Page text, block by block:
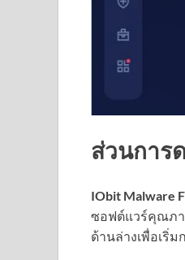
ส่วนการ
IObit Malware
ซอฟต์แวร์คุณภา
ด้านล่างเพื่อเริ่